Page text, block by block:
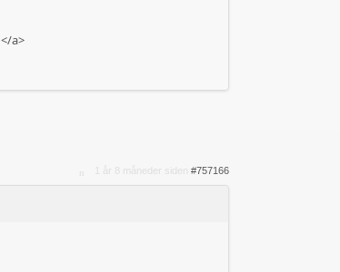
</a>
1 år 8 måneder siden #757166